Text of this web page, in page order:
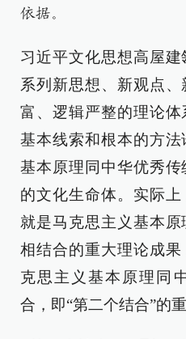
依据。
习近平文化思想高屋
系列新思想、新观点
富、逻辑严整的理论
基本线索和根本的方
基本原理同中华优秀
的文化生命体。实际
就是马克思主义基本
相结合的重大理论成
克思主义基本原理同
合，即“第二个结合”的